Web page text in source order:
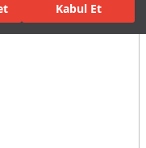
Kabul Et